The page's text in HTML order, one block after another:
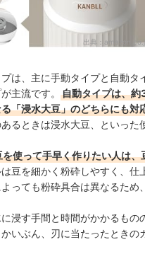
出典：
は、主に手動タイプと自動
主流です。
自動タイプは、
「浸水大豆」のどちらにも対
るときは浸水大豆、といった
使って手早く作りたい人は
豆を細かく粉砕しやすく、
っても粉砕具合は異なるため
浸す手間と時間がかかるも
いぶん、刃に当たったときの